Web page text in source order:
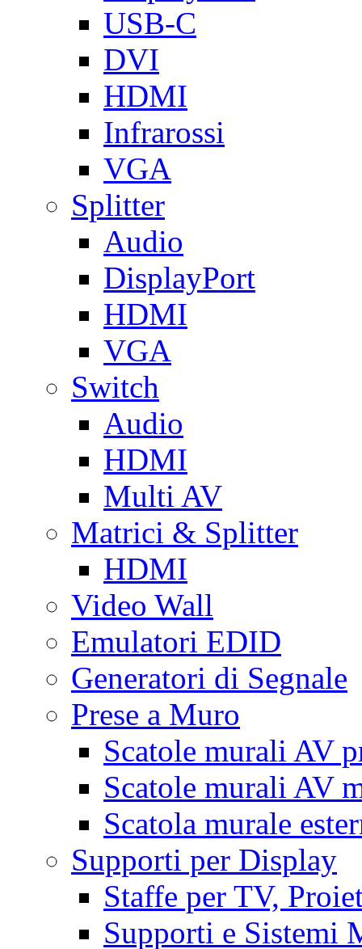
USB-C
DVI
HDMI
Infrarossi
VGA
Splitter
Audio
DisplayPort
HDMI
VGA
Switch
Audio
HDMI
Multi AV
Matrici & Splitter
HDMI
Video Wall
Emulatori EDID
Generatori di Segnale
Prese a Muro
Scatole murali AV
Scatole murali AV
Scatola murale
Supporti per Display
Staffe per TV,
Supporti e Sistemi